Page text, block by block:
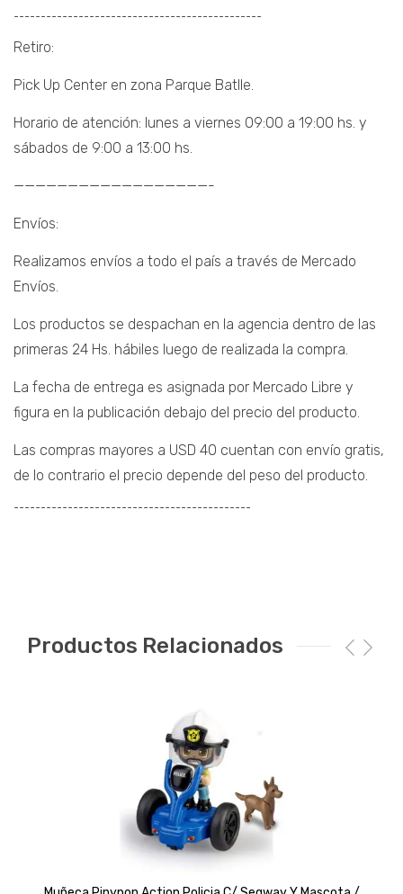
¯¯¯¯¯¯¯¯¯¯¯¯¯¯¯¯¯¯¯¯¯¯¯¯¯¯¯¯¯¯¯¯¯¯¯¯¯¯¯¯¯¯¯¯¯¯
Retiro:
Pick Up Center en zona Parque Batlle.
Horario de atención: lunes a viernes 09:00 a 19:00 hs. y
sábados de 9:00 a 13:00 hs.
——————————————————-
Envíos:
Realizamos envíos a todo el país a través de Mercado
Envíos.
Los productos se despachan en la agencia dentro de las
primeras 24 Hs. hábiles luego de realizada la compra.
La fecha de entrega es asignada por Mercado Libre y
figura en la publicación debajo del precio del producto.
Las compras mayores a USD 40 cuentan con envío gratis,
de lo contrario el precio depende del peso del producto.
¯¯¯¯¯¯¯¯¯¯¯¯¯¯¯¯¯¯¯¯¯¯¯¯¯¯¯¯¯¯¯¯¯¯¯¯¯¯¯¯¯¯¯¯
Productos Relacionados